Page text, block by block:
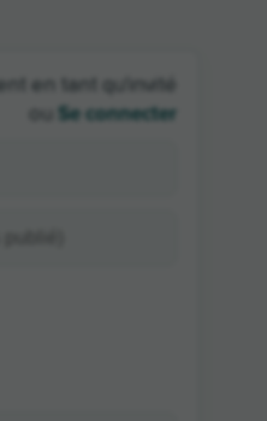
en tant qu'invité
Se connecter